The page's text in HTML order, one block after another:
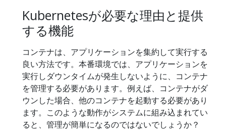
Kubernetesが必要な理由と提供
する機能
コンテナは、アプリケーションを集約して実行する
良い方法です。本番環境では、アプリケーションを
実行しダウンタイムが発生しないように、コンテナ
を管理する必要があります。例えば、コンテナがダ
ウンした場合、他のコンテナを起動する必要があり
ます。このような動作がシステムに組み込まれてい
ると、管理が簡単になるのではないでしょうか？